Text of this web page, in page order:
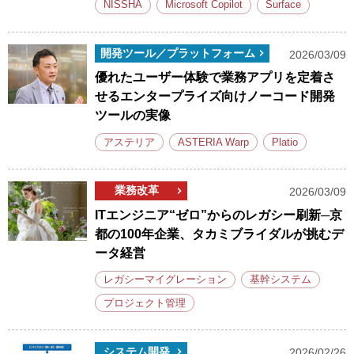
NISSHA Microsoft Copilot Surface
開発ツール／プラットフォーム 2026/03/09
優れたユーザー体験で業務アプリを定着さ
せるエンタープライズ向けノーコード開発
ツールの実像
アステリア ASTERIA Warp Platio
業務改革 2026/03/09
ITエンジニア“ゼロ”からのレガシー刷新─京
都の100年企業、タカミブライダルが挑むデ
ータ経営
レガシーマイグレーション 基幹システム
プロジェクト管理
システム開発